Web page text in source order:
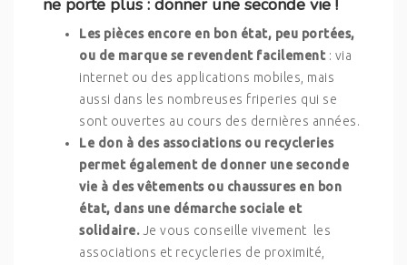
ne porte plus : donner une seconde vie !
Les pièces encore en bon état, peu portées,
ou de marque se revendent facilement: via
internet ou des applications mobiles, mais
aussi dans les nombreuses friperies qui se
sont ouvertes au cours des dernières années.
Le don à des associations ou recycleries
permet également de donner une seconde
vie à des vêtements ou chaussures en bon
état, dans une démarche sociale et
solidaire.Je vous conseille vivement les
associations et recycleries de proximité,